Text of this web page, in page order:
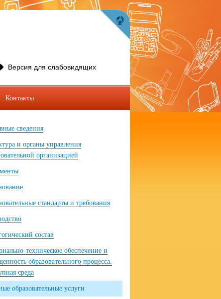
сведения
и органы управления
организацией
стандарты и требования
состав
техническое обеспечение и
образовательного процесса.
среда
образовательные услуги
Версия для слабовидящих
Контакты